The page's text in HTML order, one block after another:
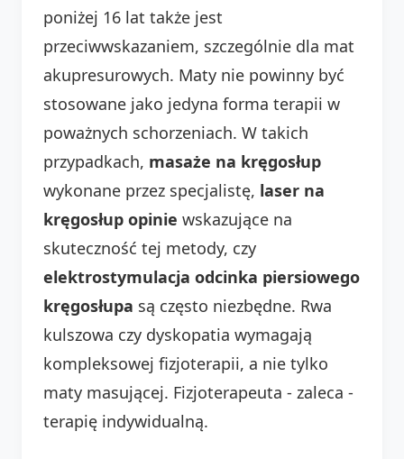
poniżej 16 lat także jest
przeciwwskazaniem, szczególnie dla mat
akupresurowych. Maty nie powinny być
stosowane jako jedyna forma terapii w
poważnych schorzeniach. W takich
przypadkach, masaże na kręgosłup
wykonane przez specjalistę, laser na
kręgosłup opinie wskazujące na
skuteczność tej metody, czy
elektrostymulacja odcinka piersiowego
kręgosłupa są często niezbędne. Rwa
kulszowa czy dyskopatia wymagają
kompleksowej fizjoterapii, a nie tylko
maty masującej. Fizjoterapeuta - zaleca -
terapię indywidualną.